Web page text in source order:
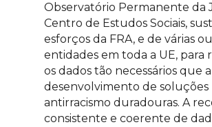
Observatório Permanente da
Centro de Estudos Sociais,
esforços da FRA, e de várias
entidades em toda a UE, para
os dados tão necessários que
desenvolvimento de soluções
antirracismo duradouras. A
consistente e coerente de